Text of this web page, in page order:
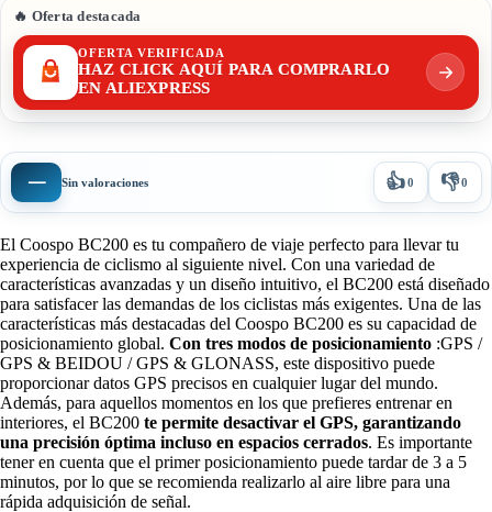
🔥 Oferta destacada
OFERTA VERIFICADA
HAZ CLICK AQUÍ PARA COMPRARLO
EN ALIEXPRESS
— Sin valoraciones 👍0 👎0
El Coospo BC200 es tu compañero de viaje perfecto para llevar tu
experiencia de ciclismo al siguiente nivel. Con una variedad de
características avanzadas y un diseño intuitivo, el BC200 está diseñado
para satisfacer las demandas de los ciclistas más exigentes. Una de las
características más destacadas del Coospo BC200 es su capacidad de
posicionamiento global. Con tres modos de posicionamiento :GPS /
GPS & BEIDOU / GPS & GLONASS, este dispositivo puede
proporcionar datos GPS precisos en cualquier lugar del mundo.
Además, para aquellos momentos en los que prefieres entrenar en
interiores, el BC200 te permite desactivar el GPS, garantizando
una precisión óptima incluso en espacios cerrados. Es importante
tener en cuenta que el primer posicionamiento puede tardar de 3 a 5
minutos, por lo que se recomienda realizarlo al aire libre para una
rápida adquisición de señal.